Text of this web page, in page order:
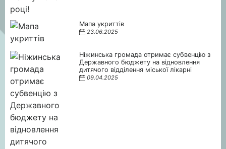
Мапа укриттів
23.06.2025
Ніжинська громада отримає субвенцію з
Державного бюджету на відновлення
дитячого відділення міської лікарні
09.04.2025